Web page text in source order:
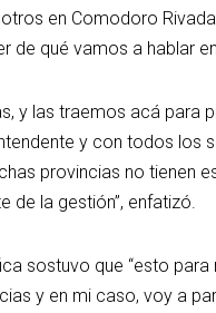
en Comodoro
qué vamos a hablar en
y las traemos acá para
y con todos los
provincias no tienen
la gestión”, enfatizó.
sostuvo que “esto
y en mi caso, voy a